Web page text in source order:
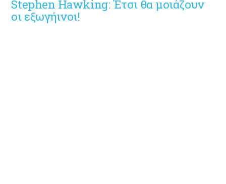
Stephen Hawking: Έτσι θα μοιάζουν
οι εξωγήινοι!